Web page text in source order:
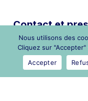
Contact et
contact@cn2r.fr
Nous utilisons des
Cliquez sur
Accepter